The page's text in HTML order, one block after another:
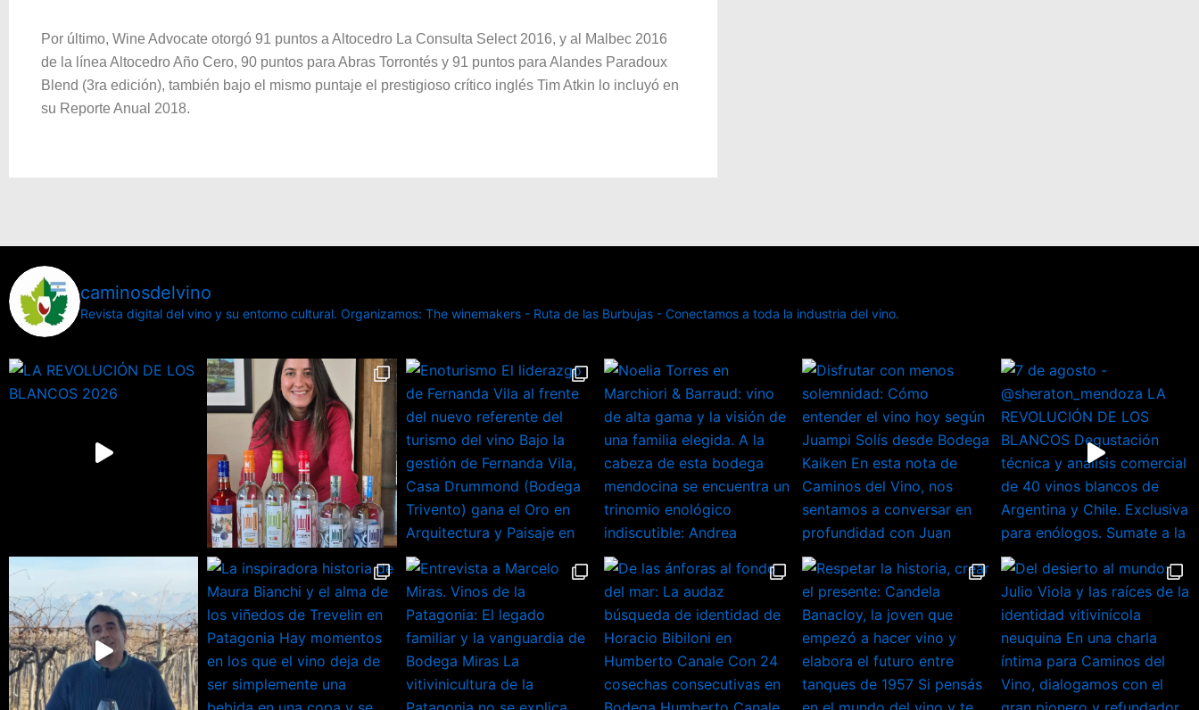
Por último, Wine Advocate otorgó 91 puntos a Altocedro La Consulta Select 2016, y al Malbec 2016
de la línea Altocedro Año Cero, 90 puntos para Abras Torrontés y 91 puntos para Alandes Paradoux
Blend (3ra edición), también bajo el mismo puntaje el prestigioso crítico inglés Tim Atkin lo incluyó en
su Reporte Anual 2018.
caminosdelvino
Revista digital del vino y su entorno cultural. Organizamos: The winemakers - Ruta de las Burbujas - Conectamos a toda la industria del vino.